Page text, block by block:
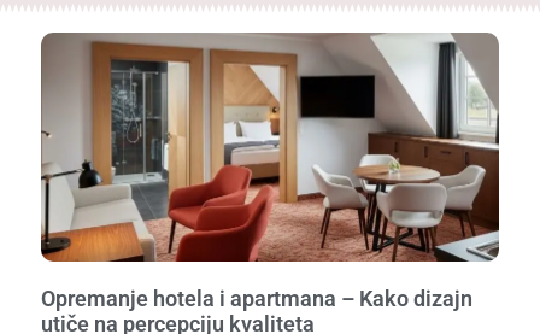
Opremanje hotela i apartmana – Kako dizajn
utiče na percepciju kvaliteta